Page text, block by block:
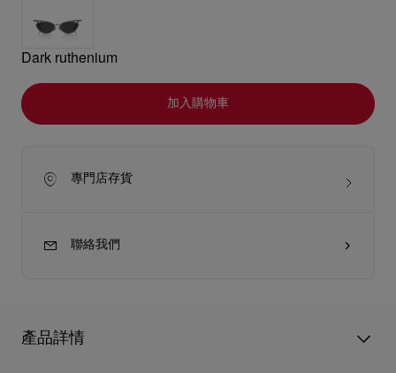
Dark ruthenium
加入購物車
專門店存貨
聯絡我們
產品詳情